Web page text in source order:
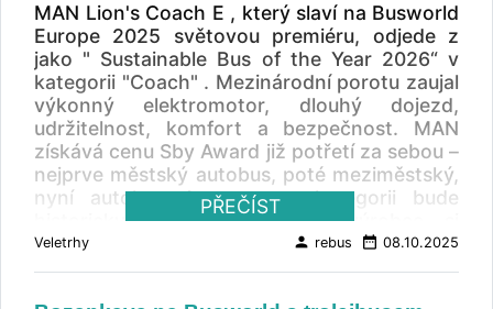
MAN Lion's Coach E , který slaví na Busworld
Europe 2025 světovou premiéru, odjede z
jako " Sustainable Bus of the Year 2026“ v
kategorii "Coach" . Mezinárodní porotu zaujal
výkonný elektromotor, dlouhý dojezd,
udržitelnost, komfort a bezpečnost. MAN
získává cenu Sby Award již potřetí za sebou –
nejprve městský autobus, poté meziměstský,
nyní autokar. A pro tuto kategorii bude
historicky prvním. Německý výrobce si
odnáší také cenu Busworld "Digital Award
2025" v kategorii „Digitálně vylepšené řízení“
PŘEČÍST
Veletrhy person rebus date_range 08.10.2025